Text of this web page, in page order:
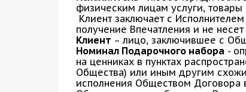
физическим лицам услуги,
Клиент заключает с
получение Впечатления и не
Клиент – лицо, заключившее с
Номинал Подарочного набора -
на ценниках в пунктах
Общества) или иным другим
исполнения Обществом Договора